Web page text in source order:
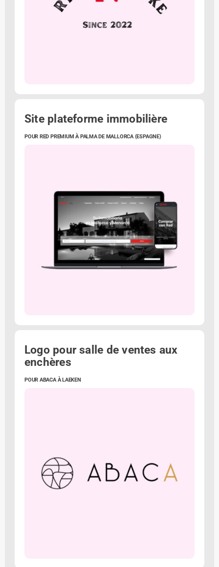
Site plateforme immobilière
POUR RED PREMIUM À PALMA DE MALLORCA (ESPAGNE)
Logo pour salle de ventes aux
enchères
POUR ABACA À LAEKEN